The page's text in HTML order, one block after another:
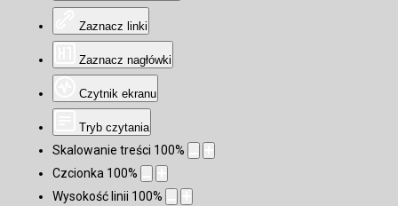
Zaznacz linki
Zaznacz nagłówki
Czytnik ekranu
Tryb czytania
Skalowanie treści 100%
Czcionka 100%
Wysokość linii 100%